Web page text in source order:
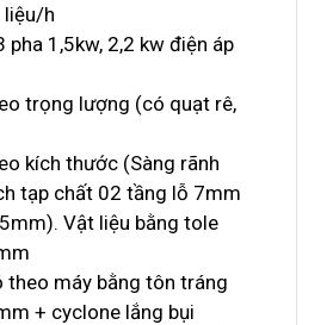
liệu/h
1,5kw, 2,2 kw điện áp
trọng lượng (có quạt rê,
kích thước (Sàng rãnh
tạp chất 02 tầng lỗ 7mm
Vật liệu bằng tole
máy bằng tôn tráng
+ cyclone lắng bụi